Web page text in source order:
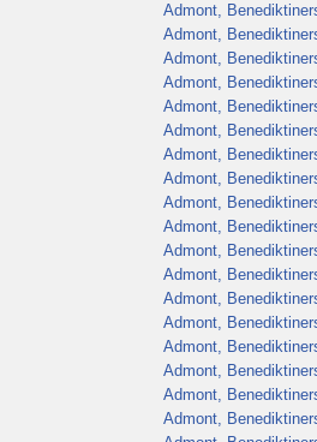
Admont,
Admont,
Admont,
Admont,
Admont,
Admont,
Admont,
Admont,
Admont,
Admont,
Admont,
Admont,
Admont,
Admont,
Admont,
Admont,
Admont,
Admont,